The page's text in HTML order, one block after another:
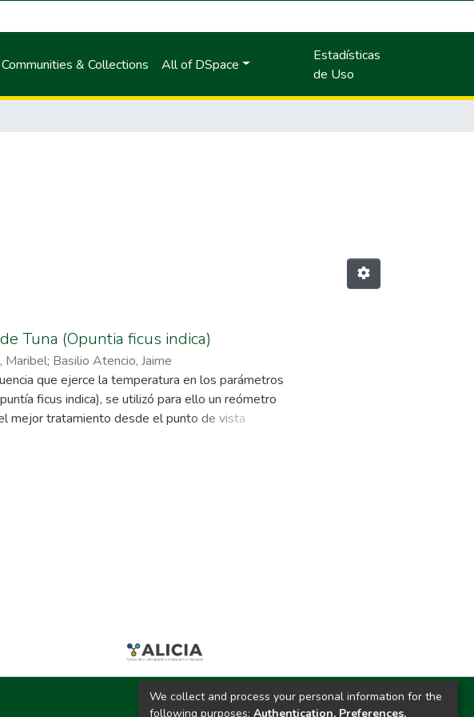
Communities & Collections All of DSpace
Estadísticas
de Uso
Tuna (Opuntia ficus indica)
Maribel; Basilio Atencio, Jaime
que ejerce la temperatura en los parámetros
ficus indica), se utilizó para ello un reómetro
mejor tratamiento desde el punto de vista
y 1% pectina, existiendo efecto altamente
Ciudad Universitaria
We collect and process your personal information for the
following purposes: Authentication, Preferences,